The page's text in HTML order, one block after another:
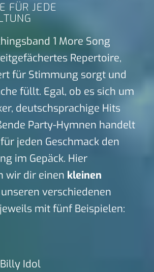
FÜR JEDE
1 More Song
Repertoire,
für Stimmung sorgt und
füllt. Egal, ob es sich um
deutschsprachige Hits
Party-Hymnen handelt
jeden Geschmack den
im Gepäck. Hier
wir dir einen kleinen
verschiedenen
mit fünf Beispielen:
Idol